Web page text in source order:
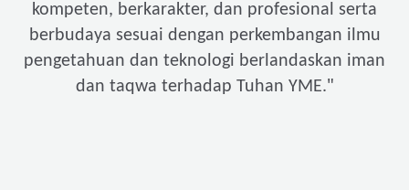
kompeten, berkarakter, dan profesional serta
berbudaya sesuai dengan perkembangan ilmu
pengetahuan dan teknologi berlandaskan iman
dan taqwa terhadap Tuhan YME."